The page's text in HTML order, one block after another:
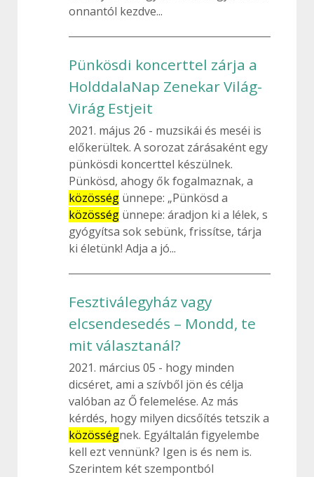
onnantól kezdve...
Pünkösdi koncerttel zárja a
HolddalaNap Zenekar Világ-
Virág Estjeit
2021. május 26
muzsikái és meséi is
előkerültek. A sorozat zárásaként egy
pünkösdi koncerttel készülnek.
Pünkösd, ahogy ők fogalmaznak, a
közösség ünnepe: „Pünkösd a
közösség ünnepe: áradjon ki a lélek, s
gyógyítsa sok sebünk, frissítse, tárja
ki életünk! Adja a jó...
Fesztiválegyház vagy
elcsendesedés – Mondd, te
mit választanál?
2021. március 05
hogy minden
dicséret, ami a szívből jön és célja
valóban az Ő felemelése. Az más
kérdés, hogy milyen dicsőítés tetszik a
közösségnek. Egyáltalán figyelembe
kell ezt vennünk? Igen is és nem is.
Szerintem két szempontból